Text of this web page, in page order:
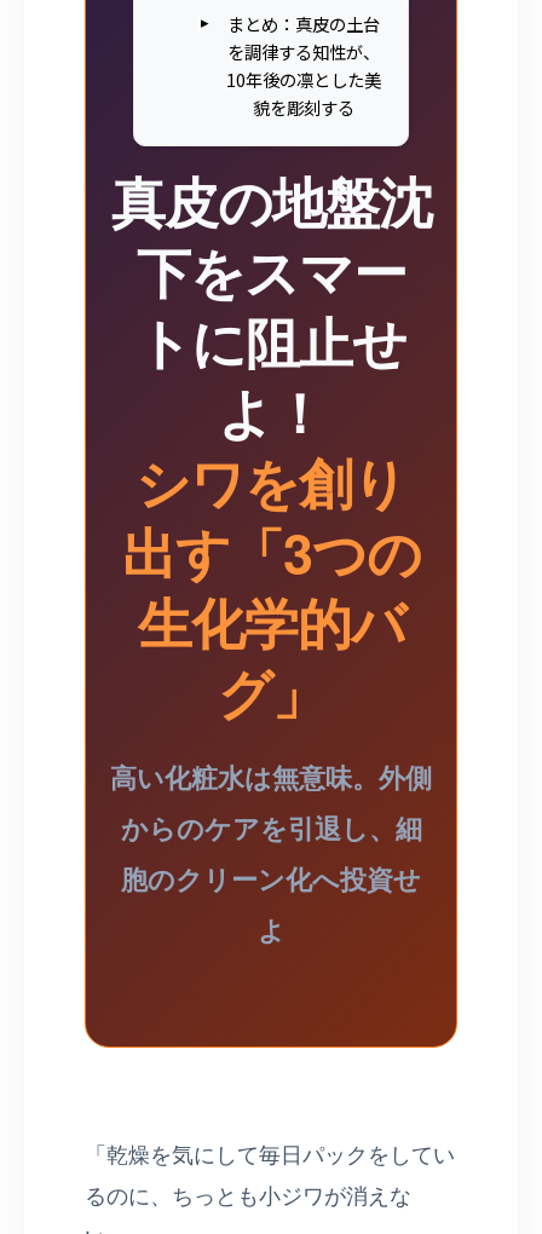
まとめ：真皮の土台
を調律する知性が、
10年後の凛とした美
貌を彫刻する
真皮の地盤沈
下をスマー
トに阻止せ
よ！
シワを創り
出す「3つの
生化学的バ
グ」
高い化粧水は無意味。外側
からのケアを引退し、細
胞のクリーン化へ投資せ
よ
「乾燥を気にして毎日パックをしてい
るのに、ちっとも小ジワが消えな